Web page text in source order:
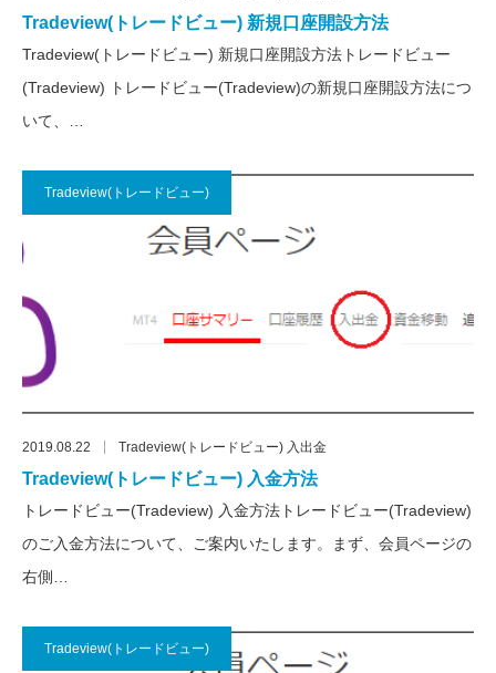
Tradeview(トレードビュー) 新規口座開設方法
Tradeview(トレードビュー) 新規口座開設方法トレードビュー
(Tradeview) トレードビュー(Tradeview)の新規口座開設方法につ
いて、…
Tradeview(トレードビュー)
2019.08.22 Tradeview(トレードビュー) 入出金
Tradeview(トレードビュー) 入金方法
トレードビュー(Tradeview) 入金方法トレードビュー(Tradeview)
のご入金方法について、ご案内いたします。まず、会員ページの
右側…
Tradeview(トレードビュー)